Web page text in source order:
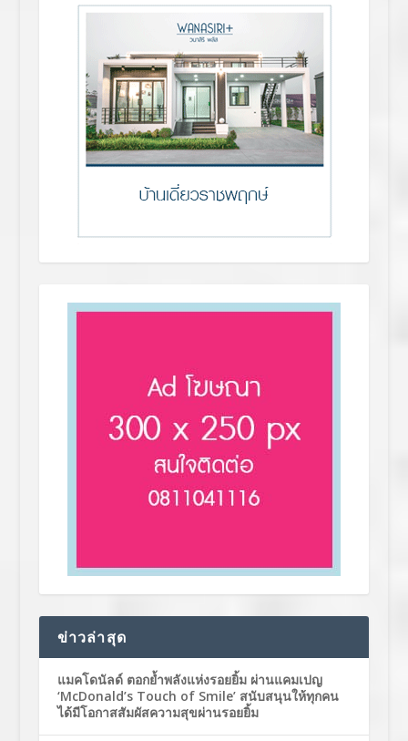
ข่าวล่าสุด
แมคโดนัลด์ ตอกย้ำพลังแห่งรอยยิ้ม ผ่านแคมเปญ
‘McDonald’s Touch of Smile’ สนับสนุนให้ทุกคน
ได้มีโอกาสสัมผัสความสุขผ่านรอยยิ้ม